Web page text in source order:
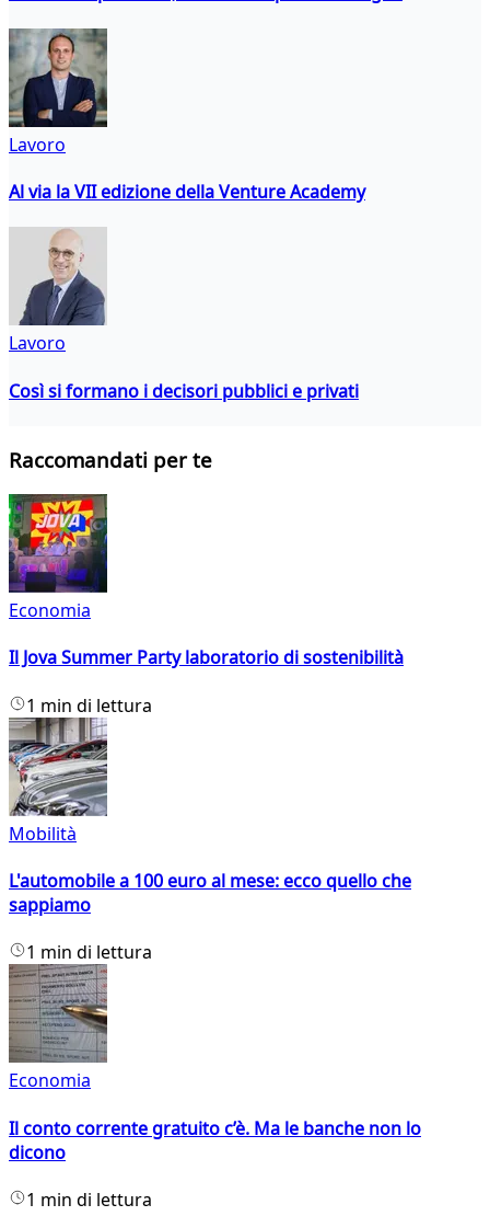
Lavoro
Al via la VII edizione della Venture Academy
Lavoro
Così si formano i decisori pubblici e privati
Raccomandati per te
Economia
Il Jova Summer Party laboratorio di sostenibilità
1 min di lettura
Mobilità
L'automobile a 100 euro al mese: ecco quello che
sappiamo
1 min di lettura
Economia
Il conto corrente gratuito c’è. Ma le banche non lo
dicono
1 min di lettura